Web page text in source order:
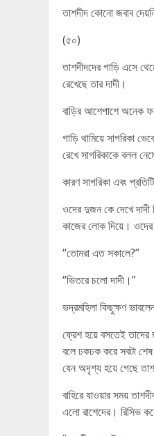
তাশদীদ কোনো জবাব
(৫০)
তাশদীদদের গাড়ি এসে
রেখেছে তার দাদী।
বাড়ির আশেপাশে অনেক
গাড়ি থামিয়ে সাগরিকা
রেখে সাগরিকাকে বলল
কারণ সাগরিকা এবং
ওদের দুজন কে দেখে দাদী
কাজের লোক দিয়ে। ওদের
“তোমরা এত সকালে?”
“ভিতরে চলো দাদী।”
ভদ্রমহিলা কিছুক্ষণ
ফ্রেশ হয়ে বসতেই
বলে ঢকঢক করে সবটা
যেন অদৃশ্য হয়ে গেছে
বাহিরে যাওয়ার সময়
এলো রাশেদের। রিসিভ